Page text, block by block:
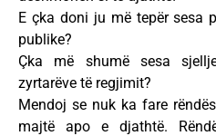
E çka doni ju më tepër sesa
publike?
Çka më shumë sesa
zyrtarëve të regjimit?
Mendoj se nuk ka fare
majtë apo e djathtë.